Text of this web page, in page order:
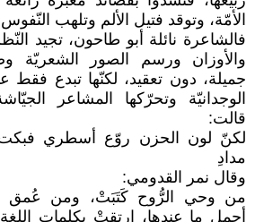
الأمّة، وتوقد فتيل الألم وتلهب النّفوس
فالشاعرة نائلة أبو طاحون، تجيد
والأوزان ورسم الصور الشعريّة
جميلة، دون تعقيد، لكنّها تبدع فقط
الوجدانيّة وتحرّكها المشاعر
قالت:
لكنّ لون الحزن روّع أسطري
مدادِ
وقال نمر القدومي:
من وحي الرُّوح كَتَبَتْ، ومن عُمق
أجمل ما عندها، إرتقتْ بكلمات اللغة